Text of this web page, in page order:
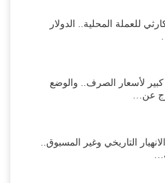
للعملة المحلية.. الدولار
كبير لأسعار الصرف.. والوضع
عن…
التاريخي وغير المسبوق..